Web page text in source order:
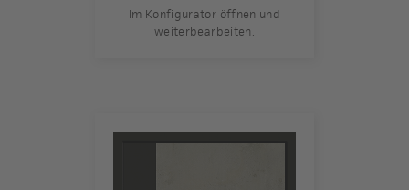
Im Konfigurator öffnen und
weiterbearbeiten.